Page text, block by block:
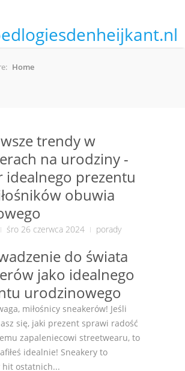
Home
trendy w
na urodziny -
idealnego prezentu
obuwia
śro 26 czerwca 2024 porady
do świata
jako idealnego
urodzinowego
miłośnicy sneakerów! Jeśli
się, jaki prezent sprawi radość
zapaleniecowi streetwearu, to
idealnie! Sneakery to
ostatnich...